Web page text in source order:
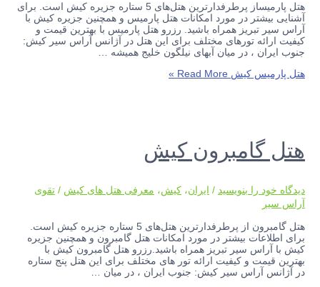
هتل پارمیساز پرطرفدارترین هتل‌های 5 ستاره جزیره کیش است. برای
آشنایی بیشتر در مورد امکانات هتل پارمیس و همچنین جزیره کیش با
آراس سیر تبریز همراه باشید. رزرو هتل پارمیس با بهترین قیمت و
کیفیت ارائه تورهای مختلف برای این هتل در آژانس آراس سیر کیش:
جنوب ایران ، در میان آبهای نیلگون خلیج همیشه …
هتل پارمیس کیش
هتل گامبرون کیش
دیدگاه‌ خود را بنویسید / ایران،کیش، معرفی هتل های کیش /تقوی
آراس سیر
هتل گامبرون از پرطرفدارترین هتل‌های 5 ستاره جزیره کیش است.
برای اطلاعات بیشتر در مورد امکانات هتل گامبرون و همچنین جزیره
کیش با آراس سیر تبریز همراه باشید.رزرو هتل گامبرون کیش با
بهترین قیمت و کیفیت ارائه تور های مختلف برای این هتل پنج ستاره
در آژانس آراس سیر کیش: جنوب ایران ، در میان …